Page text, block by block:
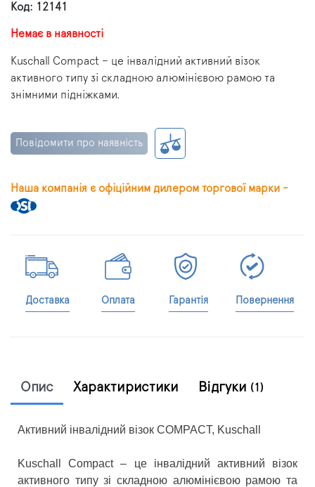
Код: 12141
Немає в наявності
Kuschall Compact – це інвалідний активний візок
активного типу зі складною алюмінієвою рамою та
знімними підніжками.
Повідомити про наявність
Наша компанія є офіційним дилером торгової марки -
Доставка Оплата Гарантія Повернення
Опис Характиристики Відгуки (1)
Активний інвалідний візок COMPACT, Kuschall
Kuschall Compact – це інвалідний активний візок
активного типу зі складною алюмінієвою рамою та